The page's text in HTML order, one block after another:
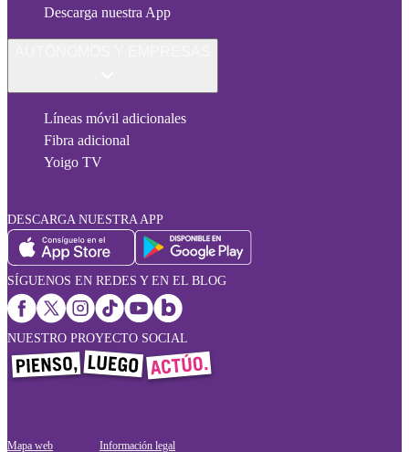
Descarga nuestra App
Líneas móvil adicionales
Fibra adicional
Yoigo TV
DESCARGA NUESTRA APP
SÍGUENOS EN REDES Y EN EL BLOG
NUESTRO PROYECTO SOCIAL
Mapa web Información legal